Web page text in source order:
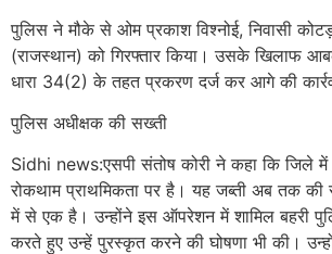
पुलिस ने मौके से ओम प्रकाश विश्नोई, निवासी
(राजस्थान) को गिरफ्तार किया। उसके खिलाफ
धारा 34(2) के तहत प्रकरण दर्ज कर आगे की
पुलिस अधीक्षक की सख्ती
Sidhi news:एसपी संतोष कोरी ने कहा कि जिले में
रोकथाम प्राथमिकता पर है। यह जब्ती अब तक की
में से एक है। उन्होंने इस ऑपरेशन में शामिल बहरी
करते हुए उन्हें पुरस्कृत करने की घोषणा भी की।